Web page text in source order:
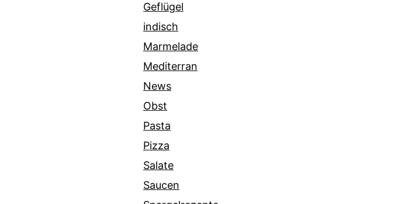
Geflügel
indisch
Marmelade
Mediterran
News
Obst
Pasta
Pizza
Salate
Saucen